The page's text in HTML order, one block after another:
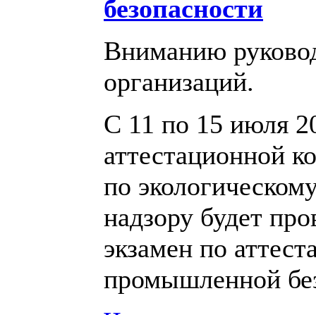
безопасности
Вниманию
организаций.
С 11 по 15 июля
аттестационной
по
надзору будет
экзамен по
промышленной